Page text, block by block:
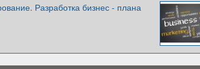
Разработка бизнес - плана